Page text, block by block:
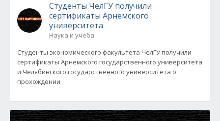
Студенты ЧелГУ получили
сертификаты Арнемского
университета
Наука и учеба
Студенты экономического факультета ЧелГУ получили
сертификаты Арнемского государственного университета
и Челябинского государственного университета о
прохождении